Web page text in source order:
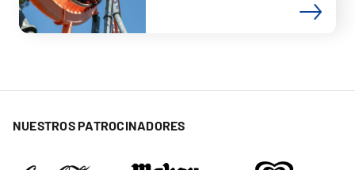
NUESTROS PATROCINADORES